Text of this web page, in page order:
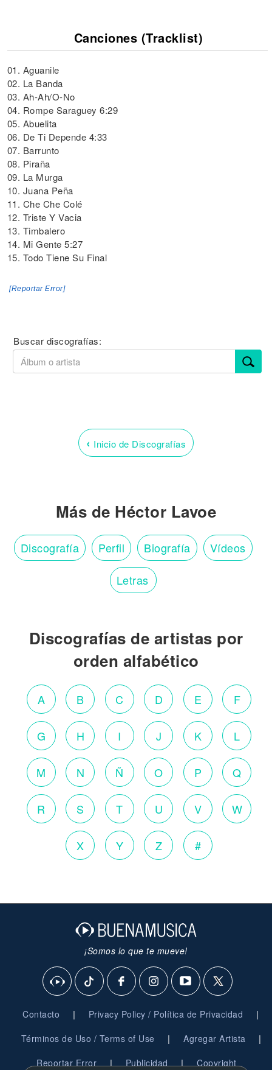
Canciones (Tracklist)
01. Aguanile
02. La Banda
03. Ah-Ah/O-No
04. Rompe Saraguey 6:29
05. Abuelita
06. De Ti Depende 4:33
07. Barrunto
08. Piraña
09. La Murga
10. Juana Peña
11. Che Che Colé
12. Triste Y Vacia
13. Timbalero
14. Mi Gente 5:27
15. Todo Tiene Su Final
[Reportar Error]
Buscar discografías:
‹ Inicio de Discografías
Más de Héctor Lavoe
Discografía Perfil Biografía Vídeos
Letras
Discografías de artistas por
orden alfabético
A B C D E F
G H I J K L
M N Ñ O P Q
R S T U V W
X Y Z #
¡Somos lo que te mueve!
Contacto | Privacy Policy / Política de Privacidad |
Términos de Uso / Terms of Use | Agregar Artista |
Reportar Error | Publicidad | Copyright